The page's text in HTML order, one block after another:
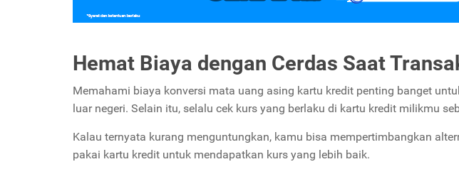
Hemat Biaya dengan Cerdas Saat
Memahami biaya konversi mata uang asing kartu kredit penting banget
luar negeri. Selain itu, selalu cek kurs yang berlaku di kartu kredit milikmu
Kalau ternyata kurang menguntungkan, kamu bisa mempertimbangkan
pakai kartu kredit untuk mendapatkan kurs yang lebih baik.